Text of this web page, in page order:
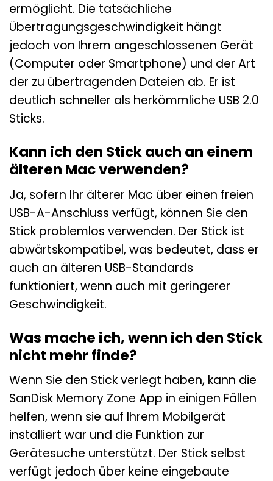
ermöglicht. Die tatsächliche
Übertragungsgeschwindigkeit hängt
jedoch von Ihrem angeschlossenen Gerät
(Computer oder Smartphone) und der Art
der zu übertragenden Dateien ab. Er ist
deutlich schneller als herkömmliche USB 2.0
Sticks.
Kann ich den Stick auch an einem
älteren Mac verwenden?
Ja, sofern Ihr älterer Mac über einen freien
USB-A-Anschluss verfügt, können Sie den
Stick problemlos verwenden. Der Stick ist
abwärtskompatibel, was bedeutet, dass er
auch an älteren USB-Standards
funktioniert, wenn auch mit geringerer
Geschwindigkeit.
Was mache ich, wenn ich den Stick
nicht mehr finde?
Wenn Sie den Stick verlegt haben, kann die
SanDisk Memory Zone App in einigen Fällen
helfen, wenn sie auf Ihrem Mobilgerät
installiert war und die Funktion zur
Gerätesuche unterstützt. Der Stick selbst
verfügt jedoch über keine eingebaute